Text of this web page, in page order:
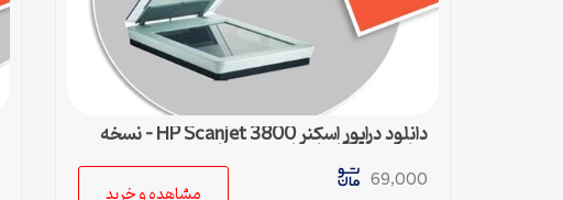
دانلود درایور اسکنر HP Scanjet 3800 – نسخه
نهایی و سازگار با تمام ویندوزها
69,000
مشاهده و خرید